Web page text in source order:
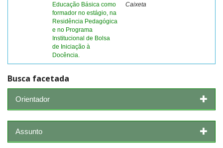
Educação Básica como
formador no estágio, na
Residência Pedagógica
e no Programa
Institucional de Bolsa
de Iniciação à
Docência.
Caixeta
Busca facetada
Orientador
Assunto